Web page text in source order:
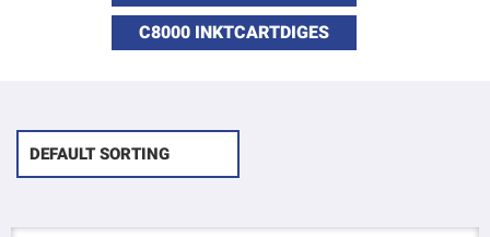
C8000 INKTCARTDIGES